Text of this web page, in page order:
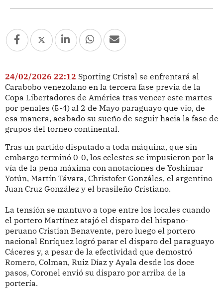
24/02/2026 22:12 Sporting Cristal se enfrentará al
Carabobo venezolano en la tercera fase previa de la
Copa Libertadores de América tras vencer este martes
por penales (5-4) al 2 de Mayo paraguayo que vio, de
esa manera, acabado su sueño de seguir hacia la fase de
grupos del torneo continental.
Tras un partido disputado a toda máquina, que sin
embargo terminó 0-0, los celestes se impusieron por la
vía de la pena máxima con anotaciones de Yoshimar
Yotún, Martín Távara, Christofer Gonzáles, el argentino
Juan Cruz González y el brasileño Cristiano.
La tensión se mantuvo a tope entre los locales cuando
el portero Martínez atajó el disparo del hispano-
peruano Cristian Benavente, pero luego el portero
nacional Enríquez logró parar el disparo del paraguayo
Cáceres y, a pesar de la efectividad que demostró
Romero, Colman, Ruiz Díaz y Ayala desde los doce
pasos, Coronel envió su disparo por arriba de la
portería.